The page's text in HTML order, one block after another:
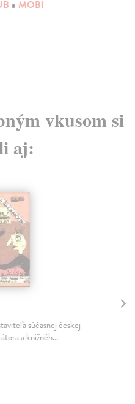
a MOBI
vkusom si
aj:
súčasnej českej
a knižnéh...